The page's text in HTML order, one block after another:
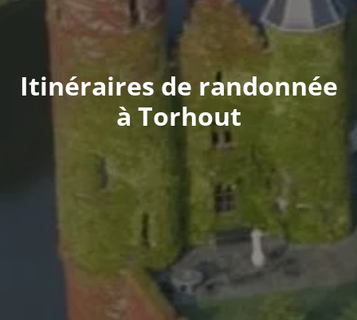
Itinéraires de randonnée
à Torhout